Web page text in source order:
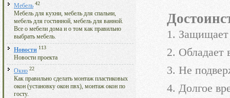
Мебель 42
Мебель для кухни, мебель для спальни,
мебель для гостинной, мебель для ванной.
Все о мебели дома и о том как правильно
выбрать мебель.
Новости 113
Новости проекта
Окно 22
Как правильно сделать монтаж пластиковых
окон (установку окон пвх), монтаж окон по
госту.
1. Защищает
2. Обладает
3. Не
4. Долгое